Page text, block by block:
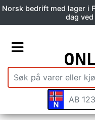
Norsk bedrift med lager i
dag